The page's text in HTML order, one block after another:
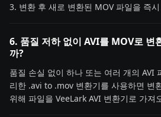
3. 변환 후 새로 변환된 MOV 파일을 즉
6. 품질 저하 없이 AVI를 MOV로 변
까?
품질 손실 없이 하나 또는 여러 개의 AVI
리한 .avi to .mov 변환기를 사용하면 변
위해 파일을 VeeLark AVI 변환기로 가져